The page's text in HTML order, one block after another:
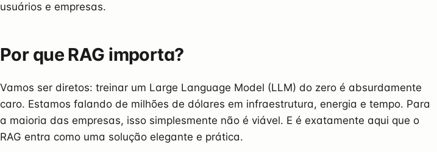
usuários e empresas.
Por que RAG importa?
Vamos ser diretos: treinar um Large Language Model (LLM) do zero é absurdamente
caro. Estamos falando de milhões de dólares em infraestrutura, energia e tempo. Para
a maioria das empresas, isso simplesmente não é viável. E é exatamente aqui que o
RAG entra como uma solução elegante e prática.